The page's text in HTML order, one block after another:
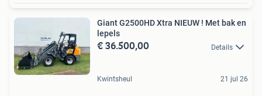
Giant G2500HD Xtra NIEUW ! Met bak en
lepels
€ 36.500,00 Details
Kwintsheul 21 jul 26